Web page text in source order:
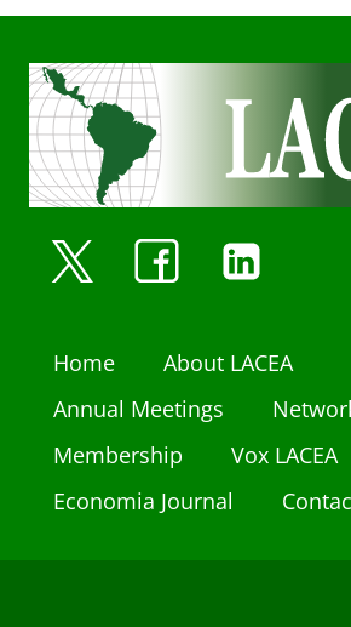
Home
About LACEA
Annual Meetings
Membership
Vox LACEA
Economia Journal